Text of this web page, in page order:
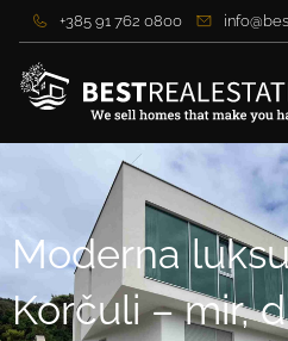
+385 91 762 0800
Moderna
Korčuli – mir,